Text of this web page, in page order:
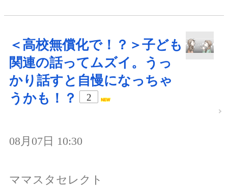
＜高校無償化で！？＞子ども
関連の話ってムズイ。うっ
かり話すと自慢になっちゃ
うかも！？
2
08月07日 10:30
ママスタセレクト